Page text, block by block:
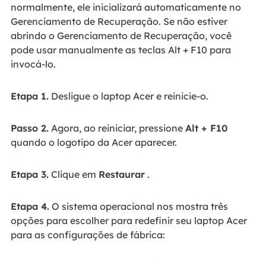
normalmente, ele inicializará automaticamente no
Gerenciamento de Recuperação. Se não estiver
abrindo o Gerenciamento de Recuperação, você
pode usar manualmente as teclas Alt + F10 para
invocá-lo.
Etapa 1.Desligue o laptop Acer e reinicie-o.
Passo 2.Agora, ao reiniciar, pressione Alt + F10
quando o logotipo da Acer aparecer.
Etapa 3.Clique em Restaurar.
Etapa 4.O sistema operacional nos mostra três
opções para escolher para redefinir seu laptop Acer
para as configurações de fábrica: